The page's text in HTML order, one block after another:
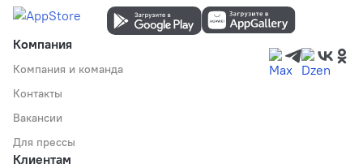
Компания
Компания и команда
Контакты
Вакансии
Для прессы
Клиентам